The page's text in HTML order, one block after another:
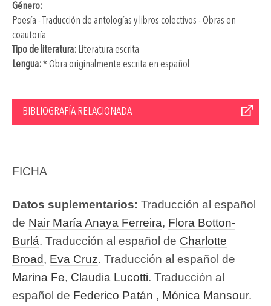
Género:
Poesía - Traducción de antologías y libros colectivos - Obras en
coautoría
Tipo de literatura: Literatura escrita
Lengua:* Obra originalmente escrita en español
BIBLIOGRAFÍA RELACIONADA
FICHA
Datos suplementarios: Traducción al español
de Nair María Anaya Ferreira, Flora Botton-
Burlá. Traducción al español de Charlotte
Broad, Eva Cruz. Traducción al español de
Marina Fe, Claudia Lucotti. Traducción al
español de Federico Patán , Mónica Mansour.